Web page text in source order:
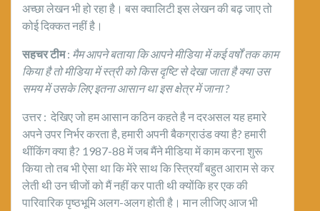
अच्छा लेखन भी हो रहा है। बस क्वालिटी इस लेखन की बढ़ जाए तो
कोई दिक्कत नहीं है।
सहचर टीम: मैम आपने बताया कि आपने मीडिया में कई वर्षों तक काम
किया है तो मीडिया में स्त्री को किस दृष्टि से देखा जाता है क्या उस
समय में उसके लिए इतना आसान था इस क्षेत्र में जाना?
उत्तर : देखिए जो हम आसान कठिन कहते है न दरअसल यह हमारे
अपने उपर निर्भर करता है, हमारी अपनी बैकग्राउंड क्या है? हमारी
थींकिंग क्या है? 1987-88 में जब मैंने मीडिया में काम करना शुरू
किया तो तब भी ऐसा था कि मेंरे साथ कि स्त्रियाँ बहुत आराम से कर
लेती थी उन चीजों को मैं नहीं कर पाती थी क्योंकि हर एक की
पारिवारिक पृष्ठभूमि अलग-अलग होती है। मान लीजिए आज भी